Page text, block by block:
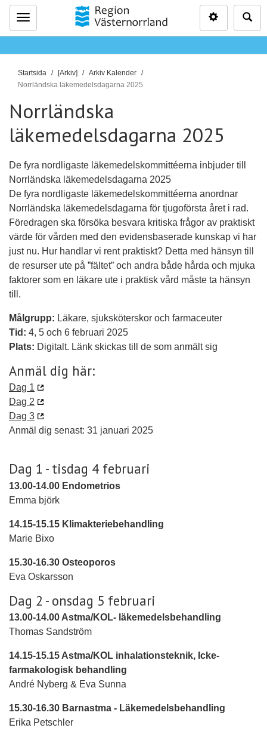
Meny
D
u
ä
r
h
ä
r
:
Startsida [Arkiv]
Arkiv Kalender
Norrländska läkemedelsdagarna 2025
Norrländska
läkemedelsdagarna 2025
De fyra nordligaste läkemedelskommittéerna inbjuder till
Norrländska läkemedelsdagarna 2025
De fyra nordligaste läkemedelskommittéerna anordnar
Norrländska läkemedelsdagarna för tjugoförsta året i rad.
Föredragen ska försöka besvara kritiska frågor av praktiskt
värde för vården med den evidensbaserade kunskap vi har
just nu. Hur handlar vi rent praktiskt? Detta med hänsyn till
de resurser ute på ”fältet” och andra både hårda och mjuka
faktorer som en läkare ute i praktisk vård måste ta hänsyn
till.
Målgrupp: Läkare, sjuksköterskor och farmaceuter
Tid: 4, 5 och 6 februari 2025
Plats: Digitalt. Länk skickas till de som anmält sig
Anmäl dig här:
Dag 1
Dag 2
Dag 3
Anmäl dig senast: 31 januari 2025
Dag 1 - tisdag 4 februari
13.00-14.00 Endometrios
Emma björk
14.15-15.15 Klimakteriebehandling
Marie Bixo
15.30-16.30 Osteoporos
Eva Oskarsson
Dag 2 - onsdag 5 februari
13.00-14.00 Astma/KOL- läkemedelsbehandling
Thomas Sandström
14.15-15.15 Astma/KOL inhalationsteknik, Icke-
farmakologisk behandling
André Nyberg & Eva Sunna
15.30-16.30 Barnastma - Läkemedelsbehandling
Erika Petschler